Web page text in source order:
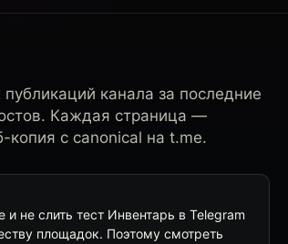
канала за последние
Каждая страница —
копия с canonical на t.me.
и не слить тест Инвентарь в Telegram
площадок. Поэтому смотреть